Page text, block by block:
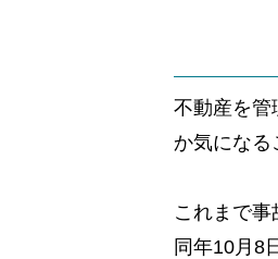
不動産を管
か気になる
これまで
同年10月8